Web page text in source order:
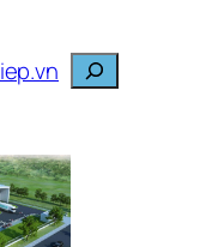
Search